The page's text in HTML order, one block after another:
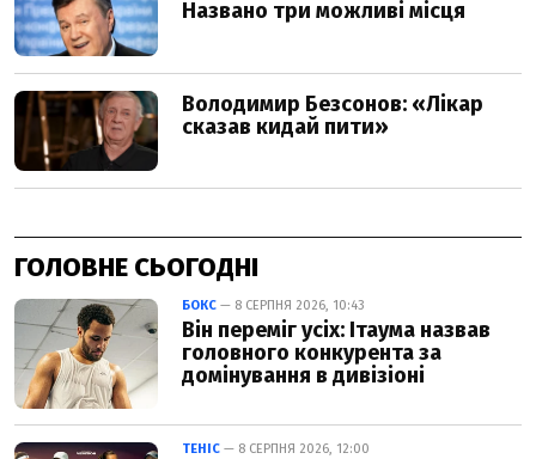
ГОЛОВНЕ СЬОГОДНІ
БОКС — 8 СЕРПНЯ 2026, 10:43
Він переміг усіх: Ітаума назвав
головного конкурента за
домінування в дивізіоні
ТЕНІС — 8 СЕРПНЯ 2026, 12:00